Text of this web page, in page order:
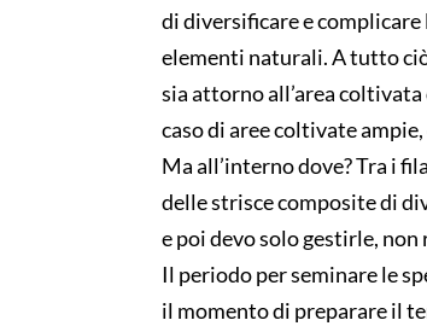
di diversificare e
elementi naturali. A tutto
sia attorno all’area
caso di aree coltivate
Ma all’interno dove? Tra i
delle strisce composite di
e poi devo solo gestirle, non
Il periodo per seminare le
il momento di preparare il